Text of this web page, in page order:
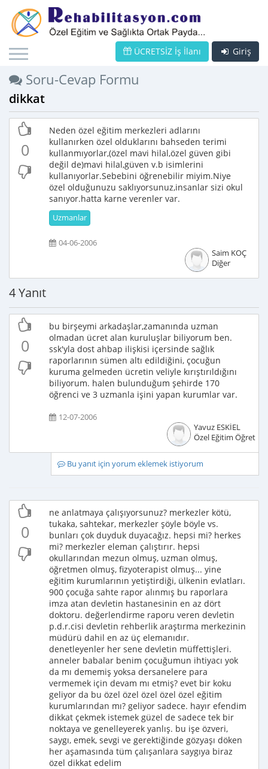
Giriş
ÜCRETSİZ İş İlanı
Soru-Cevap Formu
dikkat
0
Neden özel eğitim merkezleri adlarını
kullanırken özel olduklarını bahseden terimi
kullanmıyorlar,(özel mavi hilal,özel güven gibi
değil de)mavi hilal,güven v.b isimlerini
kullanıyorlar.Sebebini öğrenebilir miyim.Niye
özel olduğunuzu saklıyorsunuz,insanlar sizi okul
sanıyor.hatta karne verenler var.
Uzmanlar
04-06-2006
Saim KOÇ
Diğer
4 Yanıt
0
bu birşeymi arkadaşlar,zamanında uzman
olmadan ücret alan kuruluşlar biliyorum ben.
ssk'yla dost ahbap ilişkisi içersinde sağlık
raporlarının sümen altı edildiğini, çocuğun
kuruma gelmeden ücretin veliyle kırıştırıldığını
biliyorum. halen bulunduğum şehirde 170
öğrenci ve 3 uzmanla işini yapan kurumlar var.
12-07-2006
Yavuz ESKİEL
Özel Eğitim
Bu yanıt için yorum eklemek istiyorum
0
ne anlatmaya çalışıyorsunuz? merkezler kötü,
tukaka, sahtekar, merkezler şöyle böyle vs.
bunları çok duyduk duyacağız. hepsi mi? herkes
mi? merkezler eleman çalıştırır. hepsi
okullarından mezun olmuş, uzman olmuş,
öğretmen olmuş, fizyoterapist olmuş... yine
eğitim kurumlarının yetiştirdiği, ülkenin evlatları.
900 çocuğa sahte rapor alınmış bu raporlara
imza atan devletin hastanesinin en az dört
doktoru. değerlendirme raporu veren devletin
p.d.r.cisi devletin rehberlik araştırma merkezinin
müdürü dahil en az üç elemanıdır.
denetleyenler her sene devletin müffettişleri.
anneler babalar benim çocuğumun ihtiyacı yok
da mı dememiş yoksa dersanelere para
vermemek için devam mı etmiş? evet bir koku
geliyor da bu özel özel özel özel özel eğitim
kurumlarından mı? geliyor sadece. hayır efendim
dikkat çekmek istemek güzel de sadece tek bir
noktaya ve genelleyerek yanlış. bu işe özveri,
saygı, emek, sevgi ve gerektiğinde gözyaşı döken
her aşamasında tüm çalışanlara saygıya biraz
özel dikkat edelim